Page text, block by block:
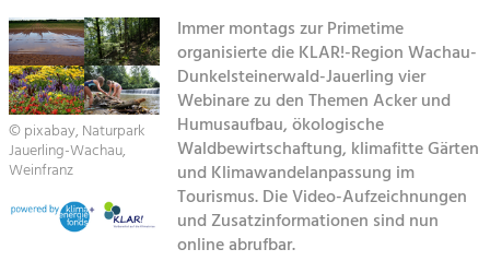
Impressum
Sitemap
Kontakt
Agriculture & Forestry
Managing and Caring for the Cultural
Landscape.
Tourism
Offer Development and Positioning
Art & Culture
Crafts, Science and Research.
© pixabay, Naturpark
Jauerling-Wachau,
Weinfranz
Immer montags zur Primetime
organisierte die KLAR!-Region Wachau-
Dunkelsteinerwald-Jauerling vier
Webinare zu den Themen Acker und
Humusaufbau, ökologische
Waldbewirtschaftung, klimafitte Gärten
und Klimawandelanpassung im
Tourismus. Die Video-Aufzeichnungen
und Zusatzinformationen sind nun
online abrufbar.